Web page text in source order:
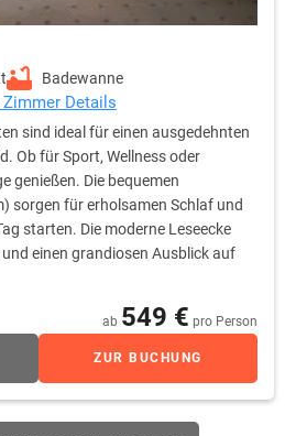
Badewanne
Details
sind ideal für einen ausgedehnten
Ob für Sport, Wellness oder
genießen. Die bequemen
sorgen für erholsamen Schlaf und
starten. Die moderne Leseecke
einen grandiosen Ausblick auf
Berglandschaften. Die
verfügen selbstverständlich über
Haartrockner und
ab 549 € pro Person
ZUR BUCHUNG